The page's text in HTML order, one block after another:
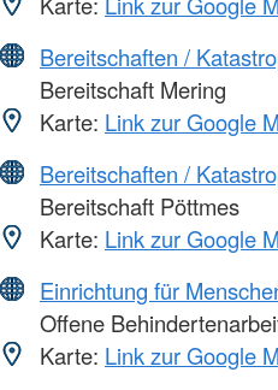
Bereitschaften /
Bereitschaft Mering
Karte: Link zur Google
Bereitschaften /
Bereitschaft Pöttmes
Karte: Link zur Google
Einrichtung für
Offene
Karte: Link zur Google